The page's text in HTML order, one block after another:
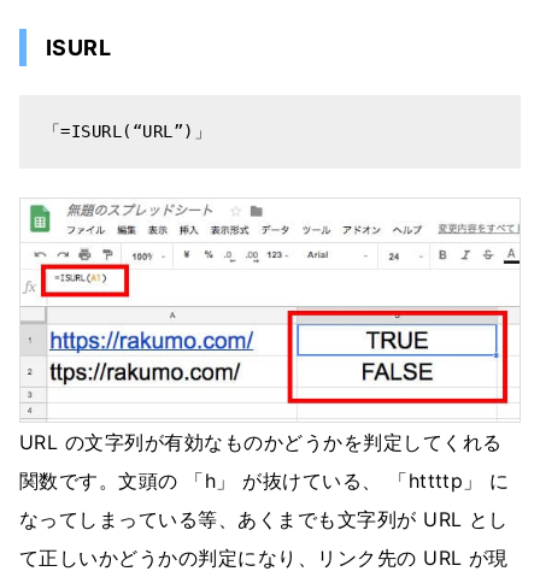
ISURL
「=ISURL(“URL”)」
URL の文字列が有効なものかどうかを判定してくれる
関数です。文頭の 「h」 が抜けている、 「httttp」 に
なってしまっている等、あくまでも文字列が URL とし
て正しいかどうかの判定になり、リンク先の URL が現